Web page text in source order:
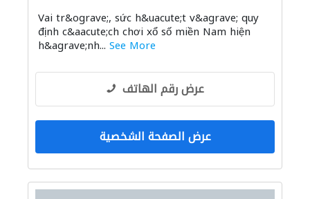
Vai tr&ograve;, sức h&uacute;t v&agrave; quy
định c&aacute;ch chơi xổ số miền Nam hiện
h&agrave;nh... See More
عرض رقم الهاتف
عرض الصفحة الشخصية